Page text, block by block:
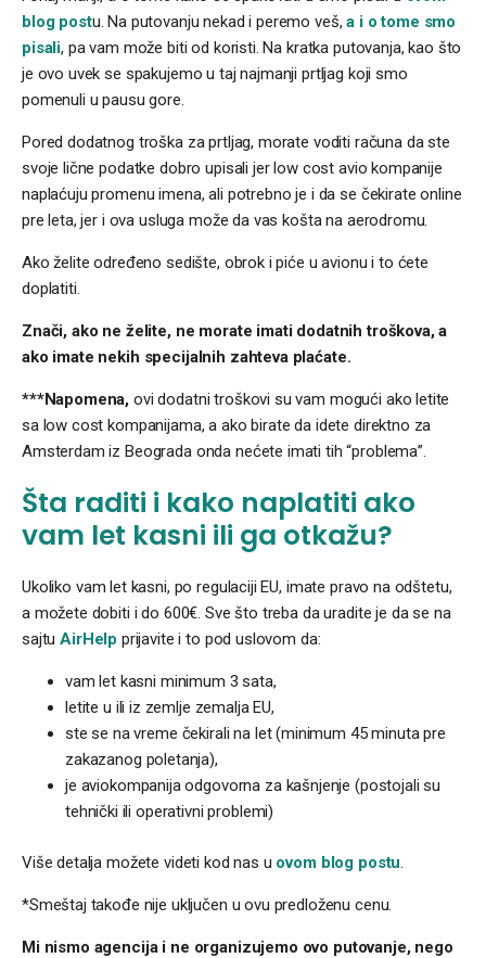
blog postu. Na putovanju nekad i peremo veš,a i o tome smo
pisali, pa vam može biti od koristi. Na kratka putovanja, kao što
je ovo uvek se spakujemo u taj najmanji prtljag koji smo
pomenuli u pausu gore.
Pored dodatnog troška za prtljag, morate voditi računa da ste
svoje lične podatke dobro upisali jer low cost avio kompanije
naplaćuju promenu imena, ali potrebno je i da se čekirate online
pre leta, jer i ova usluga može da vas košta na aerodromu.
Ako želite određeno sedište, obrok i piće u avionu i to ćete
doplatiti.
Znači, ako ne želite, ne morate imati dodatnih troškova, a
ako imate nekih specijalnih zahteva plaćate.
***Napomena,ovi dodatni troškovi su vam mogući ako letite
sa low cost kompanijama, a ako birate da idete direktno za
Amsterdam iz Beograda onda nećete imati tih “problema”.
Šta raditi i kako naplatiti ako
vam let kasni ili ga otkažu?
Ukoliko vam let kasni, po regulaciji EU, imate pravo na odštetu,
a možete dobiti i do 600€. Sve što treba da uradite je da se na
sajtuAirHelp prijavite i to pod uslovom da:
vam let kasni minimum 3 sata,
letite u ili iz zemlje zemalja EU,
ste se na vreme čekirali na let (minimum 45 minuta pre
zakazanog poletanja),
je aviokompanija odgovorna za kašnjenje (postojali su
tehnički ili operativni problemi)
Više detalja možete videti kod nas u ovom blog postu.
*Smeštaj takođe nije uključen u ovu predloženu cenu.
Mi nismo agencija i ne organizujemo ovo putovanje, nego